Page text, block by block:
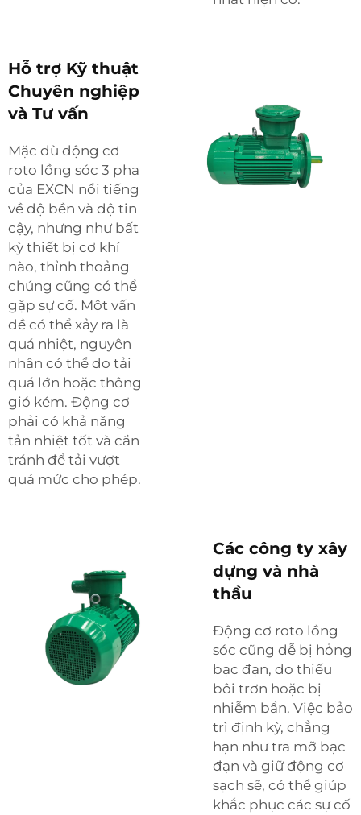
Hỗ trợ Kỹ thuật
Chuyên nghiệp
và Tư vấn
Mặc dù động cơ
roto lồng sóc 3 pha
của EXCN nổi tiếng
về độ bền và độ tin
cậy, nhưng như bất
kỳ thiết bị cơ khí
nào, thỉnh thoảng
chúng cũng có thể
gặp sự cố. Một vấn
đề có thể xảy ra là
quá nhiệt, nguyên
nhân có thể do tải
quá lớn hoặc thông
gió kém. Động cơ
phải có khả năng
tản nhiệt tốt và cần
tránh để tải vượt
quá mức cho phép.
Các công ty xây
dựng và nhà
thầu
Động cơ roto lồng
sóc cũng dễ bị hỏng
bạc đạn, do thiếu
bôi trơn hoặc bị
nhiễm bẩn. Việc bảo
trì định kỳ, chẳng
hạn như tra mỡ bạc
đạn và giữ động cơ
sạch sẽ, có thể giúp
khắc phục các sự cố